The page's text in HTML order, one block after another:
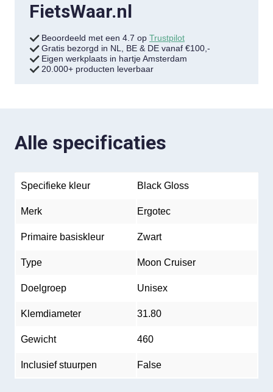
FietsWaar.nl
Beoordeeld met een 4.7 op Trustpilot
Gratis bezorgd in NL, BE & DE vanaf €100,-
Eigen werkplaats in hartje Amsterdam
20.000+ producten leverbaar
Alle specificaties
Specifieke kleur Black Gloss
Merk Ergotec
Primaire basiskleur Zwart
Type Moon Cruiser
Doelgroep Unisex
Klemdiameter 31.80
Gewicht 460
Inclusief stuurpen False